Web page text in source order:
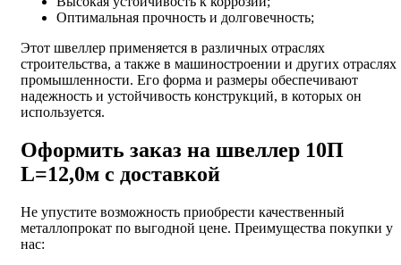
Оптимальная прочность и долговечность;
Этот швеллер применяется в различных отраслях
строительства, а также в машиностроении и других отраслях
промышленности. Его форма и размеры обеспечивают
надежность и устойчивость конструкций, в которых он
используется.
Оформить заказ на швеллер 10П
L=12,0м с доставкой
Не упустите возможность приобрести качественный
металлопрокат по выгодной цене. Преимущества покупки у
нас: